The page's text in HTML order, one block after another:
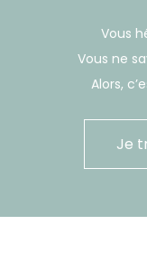
Vous
Vous ne
Alors,
Je